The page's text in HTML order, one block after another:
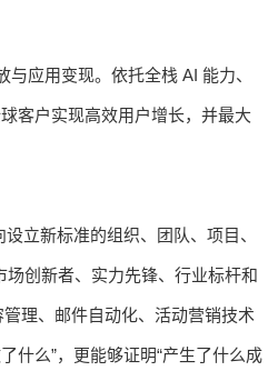
应用变现。依托全栈 AI 能力、
客户实现高效用户增长，并最大
立新标准的组织、团队、项目、
创新者、实力先锋、行业标杆和
理、邮件自动化、活动营销技术
什么”，更能够证明“产生了什么成